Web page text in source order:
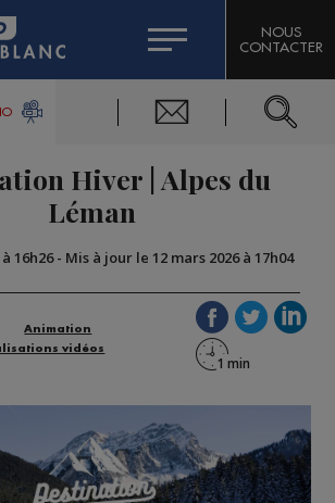
CHRONIQUES DE L'EXPERT
CITIZEN MACHINERY
MASSIF DOMAINES SKIABLES
BIGARD
DU MONT-BLANC
NOUS
CONTACTER
Hiver | Alpes du
Léman
16h26- Mis à jour le 12 mars 2026 à 17h04
Animation
vidéos